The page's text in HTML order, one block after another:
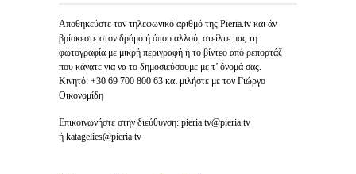
Αποθηκεύστε τον τηλεφωνικό αριθμό της Pieria.tv και άν
βρίσκεστε στον δρόμο ή όπου αλλού, στείλτε μας τη
φωτογραφία με μικρή περιγραφή ή το βίντεο από ρεπορτάζ
που κάνατε για να το δημοσιεύσουμε με τ’ όνομά σας.
Κινητό: +30 69 700 800 63 και μιλήστε με τον Γιώργο
Οικονομίδη
Επικοινωνήστε στην διεύθυνση: pieria.tv@pieria.tv
ή katagelies@pieria.tv